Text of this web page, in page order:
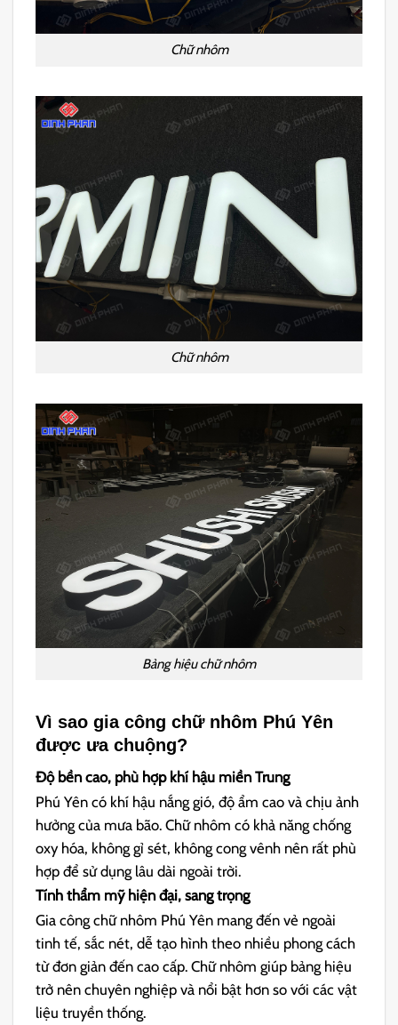
Chữ nhôm
Chữ nhôm
Bảng hiệu chữ nhôm
Vì sao gia công chữ nhôm Phú Yên
được ưa chuộng?
Độ bền cao, phù hợp khí hậu miền Trung
Phú Yên có khí hậu nắng gió, độ ẩm cao và chịu ảnh
hưởng của mưa bão. Chữ nhôm có khả năng chống
oxy hóa, không gỉ sét, không cong vênh nên rất phù
hợp để sử dụng lâu dài ngoài trời.
Tính thẩm mỹ hiện đại, sang trọng
Gia công chữ nhôm Phú Yên mang đến vẻ ngoài
tinh tế, sắc nét, dễ tạo hình theo nhiều phong cách
từ đơn giản đến cao cấp. Chữ nhôm giúp bảng hiệu
trở nên chuyên nghiệp và nổi bật hơn so với các vật
liệu truyền thống.